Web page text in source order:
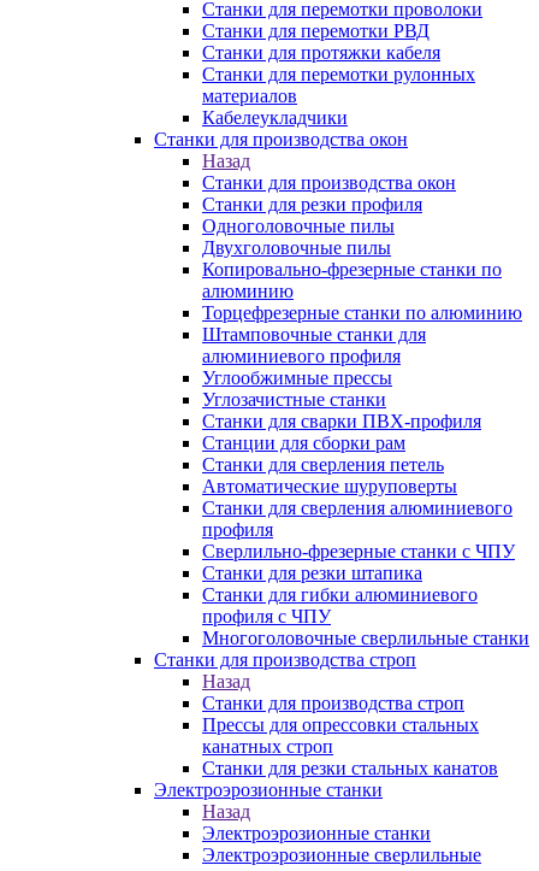
Станки для перемотки проволоки
Станки для перемотки РВД
Станки для протяжки кабеля
Станки для перемотки рулонных
материалов
Кабелеукладчики
Станки для производства окон
Назад
Станки для производства окон
Станки для резки профиля
Одноголовочные пилы
Двухголовочные пилы
Копировально-фрезерные станки по
алюминию
Торцефрезерные станки по алюминию
Штамповочные станки для
алюминиевого профиля
Углообжимные прессы
Углозачистные станки
Станки для сварки ПВХ-профиля
Станции для сборки рам
Станки для сверления петель
Автоматические шуруповерты
Станки для сверления алюминиевого
профиля
Сверлильно-фрезерные станки с ЧПУ
Станки для резки штапика
Станки для гибки алюминиевого
профиля с ЧПУ
Многоголовочные сверлильные станки
Станки для производства строп
Назад
Станки для производства строп
Прессы для опрессовки стальных
канатных строп
Станки для резки стальных канатов
Электроэрозионные станки
Назад
Электроэрозионные станки
Электроэрозионные сверлильные